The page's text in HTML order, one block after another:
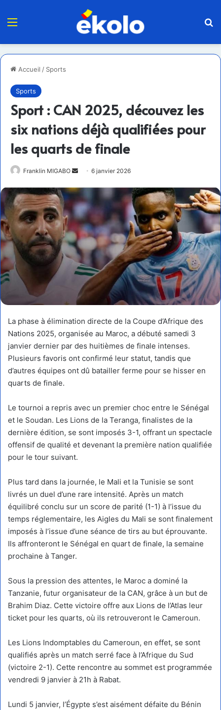
Menu
Accueil / Sports
Sports
Sport : CAN 2025, découvez les
six nations déjà qualifiées pour
les quarts de finale
Franklin MIGABO
Envoyer
courriel
6 janvier 2026
La phase à élimination directe de la Coupe d’Afrique des
Nations 2025, organisée au Maroc, a débuté samedi 3
janvier dernier par des huitièmes de finale intenses.
Plusieurs favoris ont confirmé leur statut, tandis que
d’autres équipes ont dû batailler ferme pour se hisser en
quarts de finale.
Le tournoi a repris avec un premier choc entre le Sénégal
et le Soudan. Les Lions de la Teranga, finalistes de la
dernière édition, se sont imposés 3-1, offrant un spectacle
offensif de qualité et devenant la première nation qualifiée
pour le tour suivant.
Plus tard dans la journée, le Mali et la Tunisie se sont
livrés un duel d’une rare intensité. Après un match
équilibré conclu sur un score de parité (1-1) à l’issue du
temps réglementaire, les Aigles du Mali se sont finalement
imposés à l’issue d’une séance de tirs au but éprouvante.
Ils affronteront le Sénégal en quart de finale, la semaine
prochaine à Tanger.
Sous la pression des attentes, le Maroc a dominé la
Tanzanie, futur organisateur de la CAN, grâce à un but de
Brahim Diaz. Cette victoire offre aux Lions de l’Atlas leur
ticket pour les quarts, où ils retrouveront le Cameroun.
Les Lions Indomptables du Cameroun, en effet, se sont
qualifiés après un match serré face à l’Afrique du Sud
(victoire 2-1). Cette rencontre au sommet est programmée
vendredi 9 janvier à 21h à Rabat.
Lundi 5 janvier, l’Égypte s’est aisément défaite du Bénin